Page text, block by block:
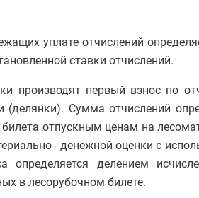
уплате отчислений
ставки отчислений.
производят первый взнос по
(делянки). Сумма отчислений
билета отпускным ценам на
- денежной оценки с
определяется делением
в лесорубочном билете.